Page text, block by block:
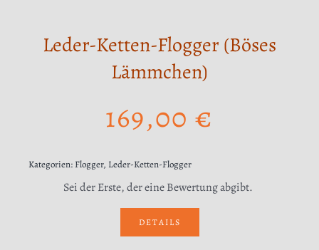
Leder-Ketten-Flogger (Böses
Lämmchen)
169,00 €
Kategorien: Flogger, Leder-Ketten-Flogger
Sei der Erste, der eine Bewertung abgibt.
DETAILS